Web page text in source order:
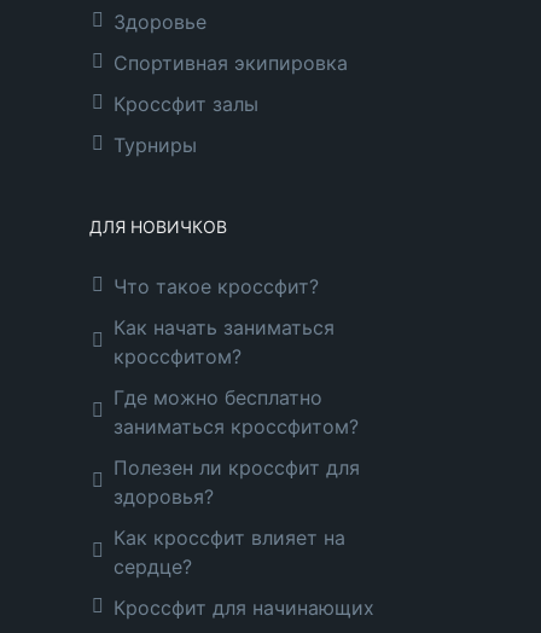
Здоровье
Спортивная экипировка
Кроссфит залы
Турниры
ДЛЯ НОВИЧКОВ
Что такое кроссфит?
Как начать заниматься
кроссфитом?
Где можно бесплатно
заниматься кроссфитом?
Полезен ли кроссфит для
здоровья?
Как кроссфит влияет на
сердце?
Кроссфит для начинающих